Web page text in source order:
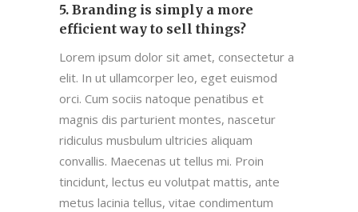
5. Branding is simply a more
efficient way to sell things?
Lorem ipsum dolor sit amet, consectetur a
elit. In ut ullamcorper leo, eget euismod
orci. Cum sociis natoque penatibus et
magnis dis parturient montes, nascetur
ridiculus musbulum ultricies aliquam
convallis. Maecenas ut tellus mi. Proin
tincidunt, lectus eu volutpat mattis, ante
metus lacinia tellus, vitae condimentum